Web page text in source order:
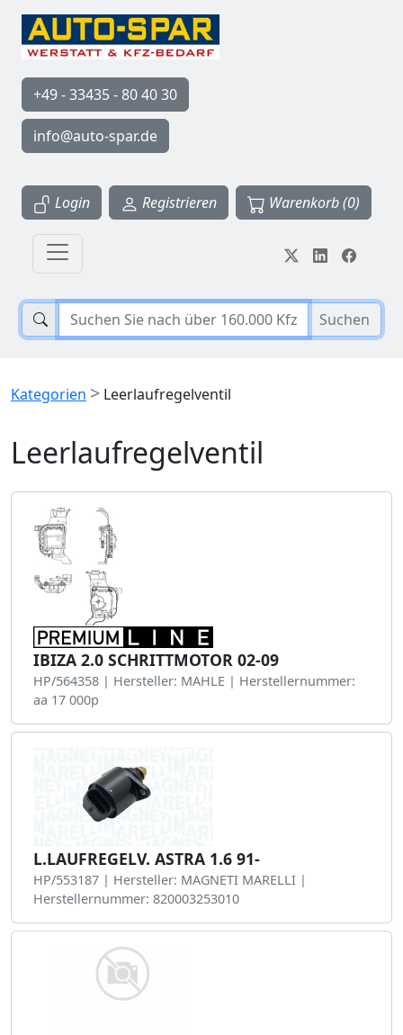
+49 - 33435 - 80 40 30
info@auto-spar.de
Login Registrieren Warenkorb (0)
Suchen
Kategorien > Leerlaufregelventil
Leerlaufregelventil
IBIZA 2.0 SCHRITTMOTOR 02-09
HP/564358 | Hersteller: MAHLE | Herstellernummer:
aa 17 000p
L.LAUFREGELV. ASTRA 1.6 91-
HP/553187 | Hersteller: MAGNETI MARELLI |
Herstellernummer: 820003253010